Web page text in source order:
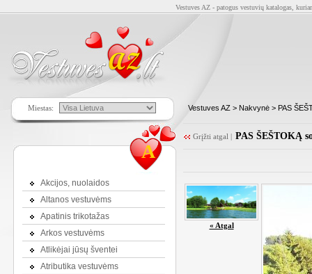
Vestuves AZ - patogus vestuvių katalogas,
Miestas: Vestuves AZ > Nakvynė > PAS
A
Akcijos, nuolaidos
Altanos vestuvėms
Apatinis trikotažas
Arkos vestuvėms
Atlikėjai jūsų šventei
Atributika vestuvėms
Grįžti atgal | PAS ŠEŠTOKĄ
« Atgal